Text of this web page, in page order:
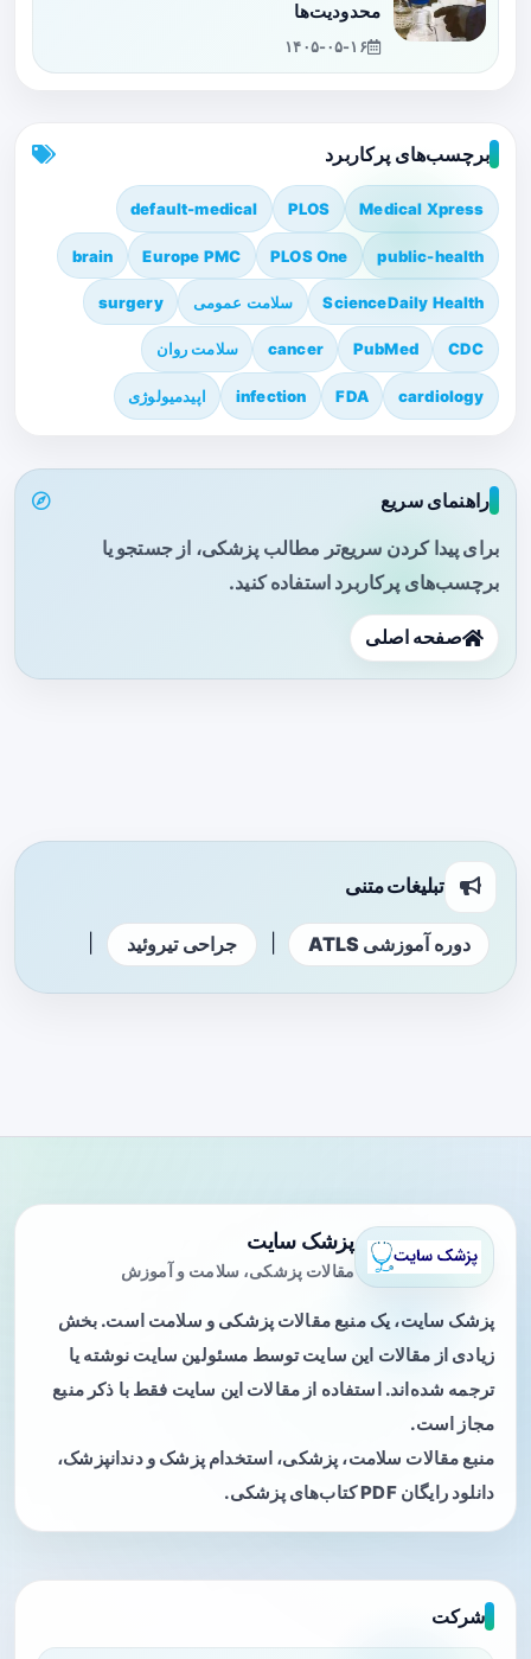
محدودیت‌ها
۱۴۰۵-۰۵-۱۶
برچسب‌های پرکاربرد
Medical Xpress
PLOS
default-medical
public-health
PLOS One
Europe PMC
brain
ScienceDaily Health سلامت عمومی surgery
CDC
PubMed
cancer سلامت روان
cardiology
FDA
infection اپیدمیولوژی
راهنمای سریع
برای پیدا کردن سریع‌تر مطالب پزشکی، از جستجو یا
برچسب‌های پرکاربرد استفاده کنید.
صفحه اصلی
تبلیغات متنی
دوره آموزشی ATLS جراحی تیروئید
پزشک سایت
مقالات پزشکی، سلامت و آموزش
پزشک سایت، یک منبع مقالات پزشکی و سلامت است. بخش
زیادی از مقالات این سایت توسط مسئولین سایت نوشته یا
ترجمه شده‌اند. استفاده از مقالات این سایت فقط با ذکر منبع
مجاز است.
منبع مقالات سلامت، پزشکی، استخدام پزشک و دندانپزشک،
دانلود رایگان PDF کتاب‌های پزشکی.
شرکت